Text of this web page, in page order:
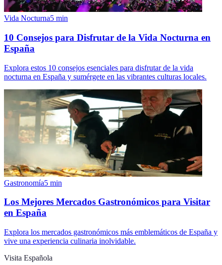
Vida Nocturna5 min
10 Consejos para Disfrutar de la Vida Nocturna en
España
Explora estos 10 consejos esenciales para disfrutar de la vida
nocturna en España y sumérgete en las vibrantes culturas locales.
Gastronomía5 min
Los Mejores Mercados Gastronómicos para Visitar
en España
Explora los mercados gastronómicos más emblemáticos de España y
vive una experiencia culinaria inolvidable.
Visita Española